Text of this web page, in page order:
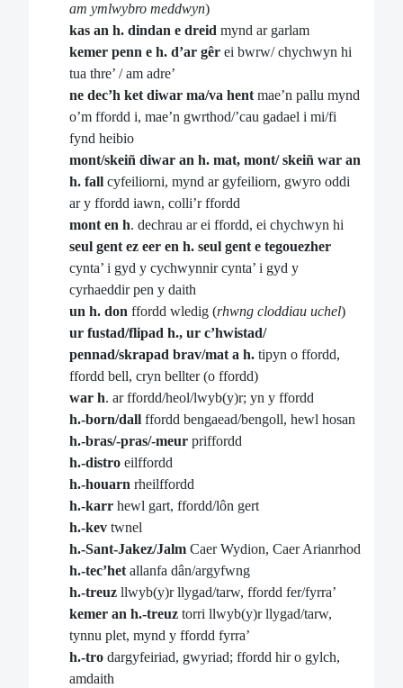
am ymlwybro meddwyn)
kas an h. dindan e dreid mynd ar garlam
kemer penn e h. d’ar gêr ei bwrw/ chychwyn hi
tua thre’ / am adre’
ne dec’h ket diwar ma/va hent mae’n pallu mynd
o’m ffordd i, mae’n gwrthod/’cau gadael i mi/fi
fynd heibio
mont/skeiñ diwar an h. mat, mont/ skeiñ war an
h. fall cyfeiliorni, mynd ar gyfeiliorn, gwyro oddi
ar y ffordd iawn, colli’r ffordd
mont en h. dechrau ar ei ffordd, ei chychwyn hi
seul gent ez eer en h. seul gent e tegouezher
cynta’ i gyd y cychwynnir cynta’ i gyd y
cyrhaeddir pen y daith
un h. don ffordd wledig (rhwng cloddiau uchel)
ur fustad/flipad h., ur c’hwistad/
pennad/skrapad brav/mat a h. tipyn o ffordd,
ffordd bell, cryn bellter (o ffordd)
war h. ar ffordd/heol/lwyb(y)r; yn y ffordd
h.-born/dall ffordd bengaead/bengoll, hewl hosan
h.-bras/-pras/-meur priffordd
h.-distro eilffordd
h.-houarn rheilffordd
h.-karr hewl gart, ffordd/lôn gert
h.-kev twnel
h.-Sant-Jakez/Jalm Caer Wydion, Caer Arianrhod
h.-tec’het allanfa dân/argyfwng
h.-treuz llwyb(y)r llygad/tarw, ffordd fer/fyrra’
kemer an h.-treuz torri llwyb(y)r llygad/tarw,
tynnu plet, mynd y ffordd fyrra’
h.-tro dargyfeiriad, gwyriad; ffordd hir o gylch,
amdaith